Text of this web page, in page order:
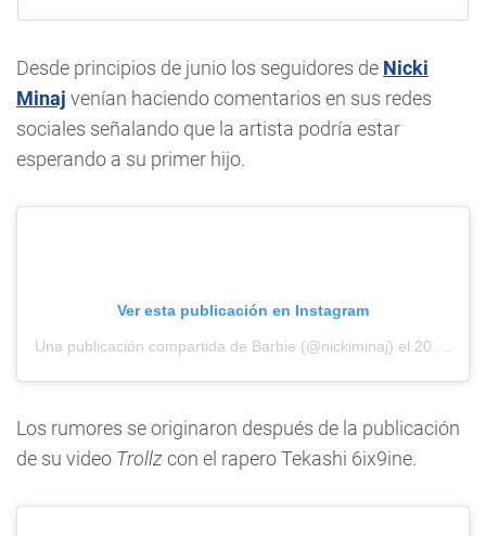
Desde principios de junio los seguidores de Nicki
Minaj venían haciendo comentarios en sus redes
sociales señalando que la artista podría estar
esperando a su primer hijo.
Ver esta publicación en Instagram
Una publicación compartida de Barbie (@nickiminaj) el 20 Jul, 2020 a las 7:43 PDT
Los rumores se originaron después de la publicación
de su video Trollzcon el rapero Tekashi 6ix9ine.